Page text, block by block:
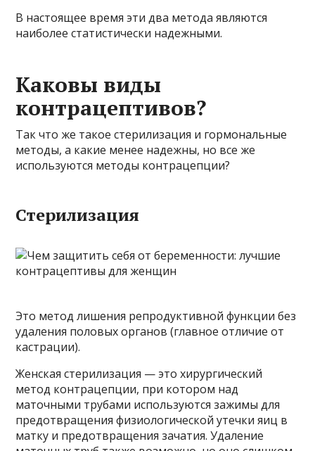
В настоящее время эти два метода являются
наиболее статистически надежными.
Каковы виды
контрацептивов?
Так что же такое стерилизация и гормональные
методы, а какие менее надежны, но все же
используются методы контрацепции?
Стерилизация
Это метод лишения репродуктивной функции без
удаления половых органов (главное отличие от
кастрации).
Женская стерилизация — это хирургический
метод контрацепции, при котором над
маточными трубами используются зажимы для
предотвращения физиологической утечки яиц в
матку и предотвращения зачатия. Удаление